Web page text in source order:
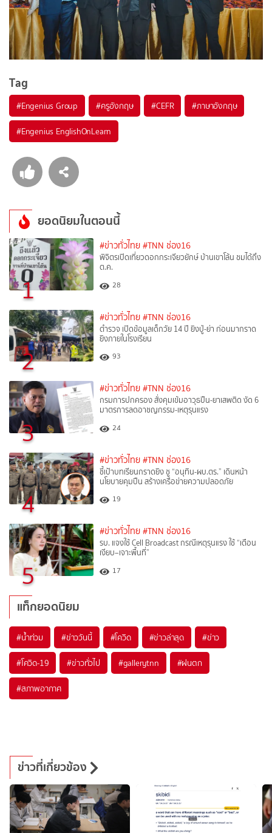
Tag
#Engenius Group #ครูอังกฤษ #CEFR #ภาษาอังกฤษ
#Engenius EnglishOnLearn
ยอดนิยมในตอนนี้
1
#ข่าวทั่วไทย #TNN ช่อง16
พิจิตรเปิดเที่ยวดอกกระเจียวยักษ์ บ้านเขาโล้น ชมได้ถึง
ต.ค.
28
2
#ข่าวทั่วไทย #TNN ช่อง16
ตำรวจ เปิดข้อมูลเด็กวัย 14 ปี ยิงปู่-ย่า ก่อนมากราด
ยิงภายในโรงเรียน
93
3
#ข่าวทั่วไทย #TNN ช่อง16
กรมการปกครอง สั่งคุมเข้มอาวุธปืน-ยาเสพติด งัด 6
มาตรการลดอาชญกรรม-เหตุรุนแรง
24
4
#ข่าวทั่วไทย #TNN ช่อง16
ชี้เป้าบทเรียนกราดยิง ชู “อนุทิน-ผบ.ตร.” เดินหน้า
นโยบายคุมปืน สร้างเครือข่ายความปลอดภัย
19
5
#ข่าวทั่วไทย #TNN ช่อง16
รบ. แจงใช้ Cell Broadcast กรณีเหตุรุนแรง ใช้ “เตือน
เงียบ–เจาะพื้นที่”
17
แท็กยอดนิยม
#น้ำท่วม #ข่าววันนี้ #โควิด #ข่าวล่าสุด #ข่าว
#โควิด-19 #ข่าวทั่วไป #gallerytnn #ฝนตก
#สภาพอากาศ
ข่าวที่เกี่ยวข้อง